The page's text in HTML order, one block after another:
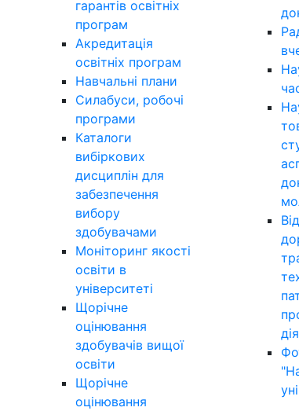
гарантів освітніх
програм
Акредитація
освітніх програм
Навчальні плани
Силабуси, робочі
програми
Каталоги
вибіркових
дисциплін для
забезпечення
вибору
здобувачами
Моніторинг якості
освіти в
університеті
Щорічне
оцінювання
здобувачів вищої
освіти
Щорічне
оцінювання